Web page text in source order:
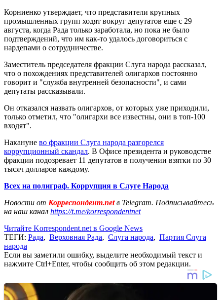
Корниенко утверждает, что представители крупных
промышленных групп ходят вокруг депутатов еще с 29
августа, когда Рада только заработала, но пока не было
подтверждений, что им как-то удалось договориться с
нардепами о сотрудничестве.
Заместитель председателя фракции Слуга народа рассказал,
что о похождениях представителей олигархов постоянно
говорит и "служба внутренней безопасности", и сами
депутаты рассказывали.
Он отказался назвать олигархов, от которых уже приходили,
только отметил, что "олигархи все известны, они в топ-100
входят".
Накануне во фракции Слуга народа разгорелся
коррупционный скандал. В Офисе президента и руководстве
фракции подозревает 11 депутатов в получении взятки по 30
тысяч долларов каждому.
Всех на полиграф. Коррупция в Слуге Народа
Новости от Корреспондент.netв Telegram. Подписывайтесь
на наш канал https://t.me/korrespondentnet
Читайте Korrespondent.net в Google News
ТЕГИ: Рада, Верховная Рада, Слуга народа, Партия Слуга
народа
Если вы заметили ошибку, выделите необходимый текст и
нажмите Ctrl+Enter, чтобы сообщить об этом редакции.